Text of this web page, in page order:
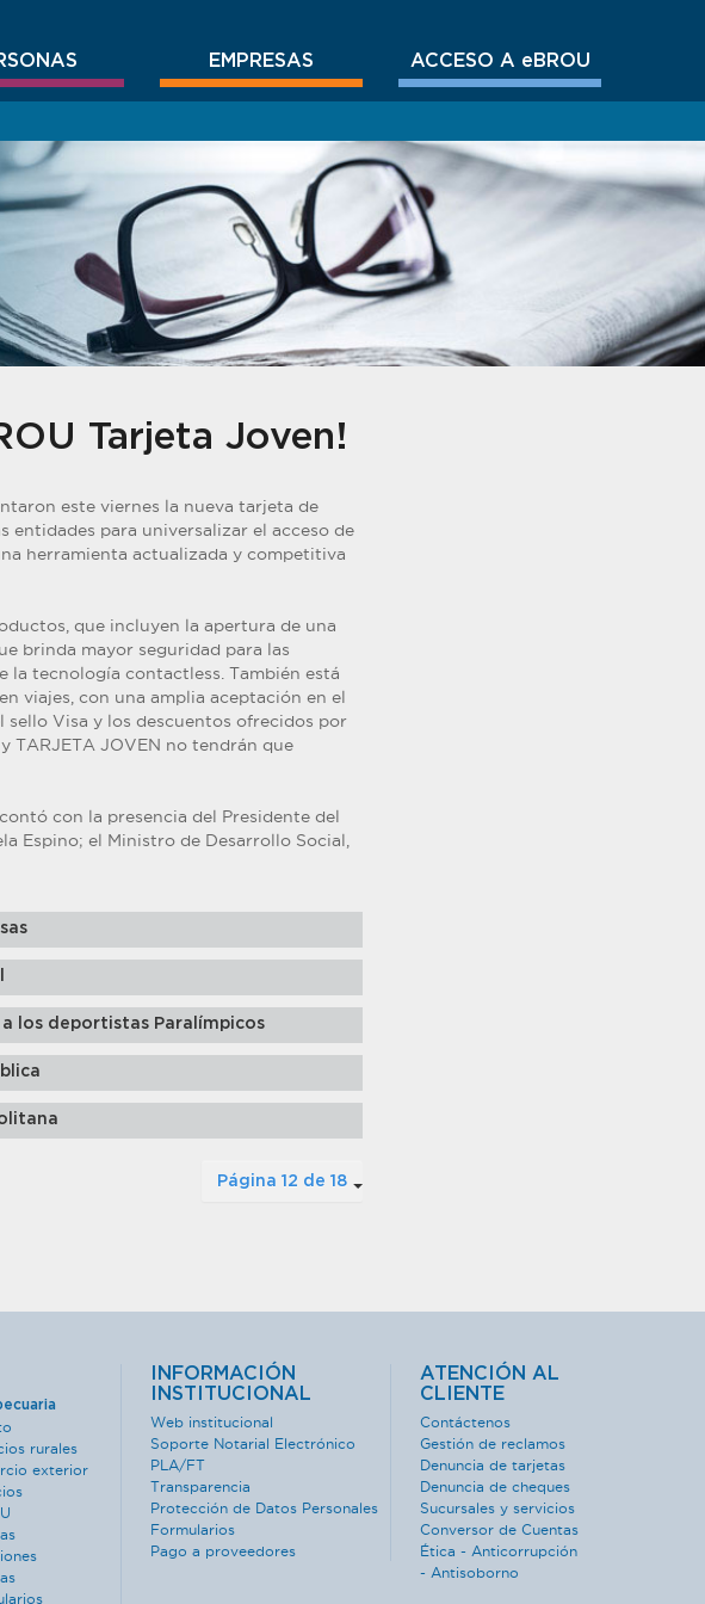
EMPRESAS ACCESO A eBROU
Tarjeta Joven!
este viernes la nueva tarjeta de
entidades para universalizar el acceso de
herramienta actualizada y competitiva
que incluyen la apertura de una
brinda mayor seguridad para las
la tecnología contactless. También está
viajes, con una amplia aceptación en el
Visa y los descuentos ofrecidos por
TARJETA JOVEN no tendrán que
con la presencia del Presidente del
Espino; el Ministro de Desarrollo Social,
los deportistas Paralímpicos
Página 12 de 18
rurales
exterior
INFORMACIÓN
INSTITUCIONAL
Web institucional
Soporte Notarial Electrónico
PLA/FT
Transparencia
Protección de Datos Personales
Formularios
Pago a proveedores
ATENCIÓN AL
CLIENTE
Contáctenos
Gestión de reclamos
Denuncia de tarjetas
Denuncia de cheques
Sucursales y servicios
Conversor de Cuentas
Ética - Anticorrupción
- Antisoborno